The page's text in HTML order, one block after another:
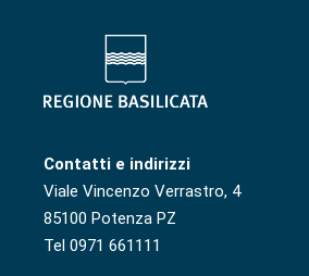
Contatti e indirizzi
Viale Vincenzo Verrastro, 4
85100 Potenza PZ
Tel 0971 661111